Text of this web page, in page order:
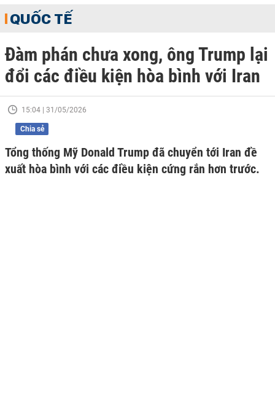
QUỐC TẾ
Đàm phán chưa xong, ông Trump lại
đổi các điều kiện hòa bình với Iran
15:04 | 31/05/2026
Chia sẻ
Tổng thống Mỹ Donald Trump đã chuyển tới Iran đề
xuất hòa bình với các điều kiện cứng rắn hơn trước.